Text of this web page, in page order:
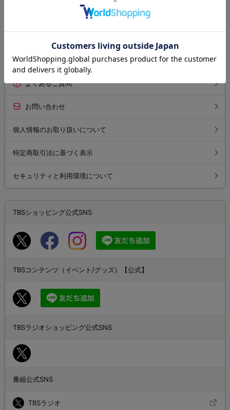
返品について
よくあるご質問
お問い合わせ
個人情報のお取り扱いについて
特定商取引法に基づく表示
セキュリティと利用環境について
TBSショッピング公式SNS
TBSコンテンツ（イベント/グッズ）【公式】
TBSラジオショッピング公式SNS
番組公式SNS
TBSラジオ